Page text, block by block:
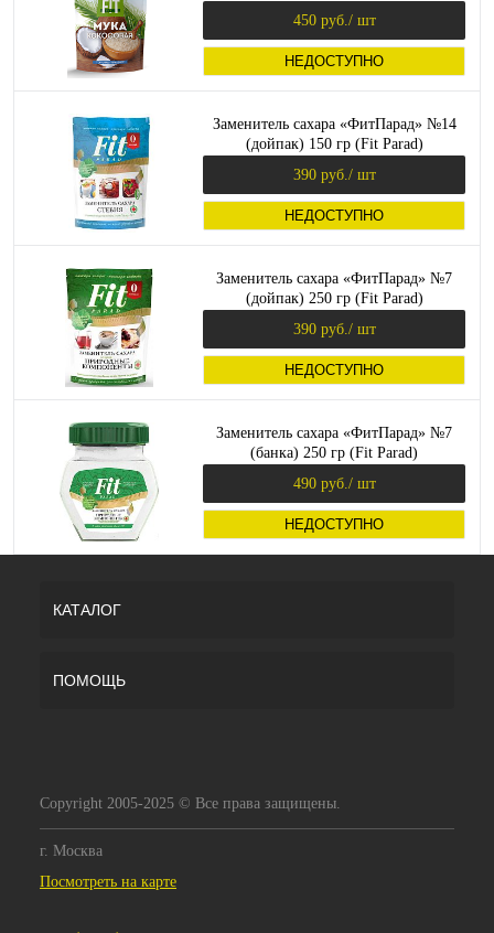
450 руб. / шт
НЕДОСТУПНО
Заменитель сахара «ФитПарад» №14
(дойпак) 150 гр (Fit Parad)
390 руб. / шт
НЕДОСТУПНО
Заменитель сахара «ФитПарад» №7
(дойпак) 250 гр (Fit Parad)
390 руб. / шт
НЕДОСТУПНО
Заменитель сахара «ФитПарад» №7
(банка) 250 гр (Fit Parad)
490 руб. / шт
НЕДОСТУПНО
КАТАЛОГ
ПОМОЩЬ
Copyright 2005-2025 © Все права защищены.
г. Москва
Посмотреть на карте